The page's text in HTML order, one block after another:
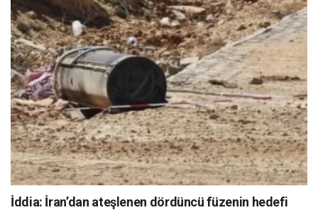
İddia: İran’dan ateşlenen dördüncü füzenin hedefi